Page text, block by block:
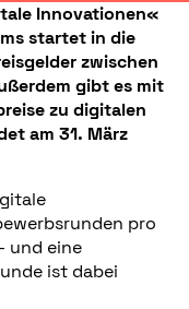
Innovationen«
startet in die
zwischen
gibt es mit
zu digitalen
am 31. März
pro
und eine
ist dabei